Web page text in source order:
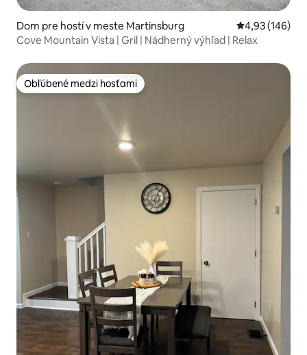
Dom pre hostí v meste Martinsburg Priemerné
4,93 (146)
Cove Mountain Vista | Gril | Nádherný výhľad | Relax
Obľúbené medzi hosťami
Obľúbené medzi hosťami